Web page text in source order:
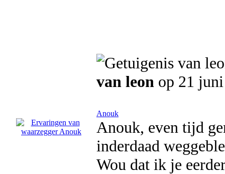
van leon op 21
Anouk
Anouk, even tijd
inderdaad
Wou dat ik je